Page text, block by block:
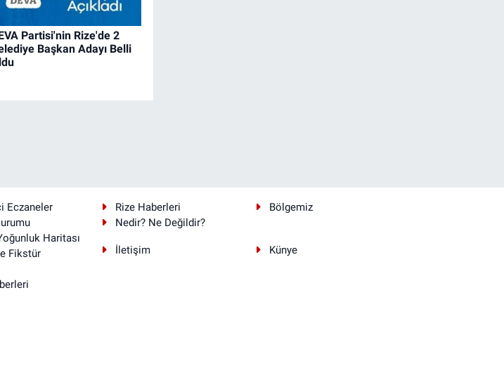
Partisi'nin Rize'de 2
Başkan Adayı Belli
Eczaneler
Haritası
Fikstür
Rize Haberleri
Bölgemiz
Nedir? Ne Değildir?
İletişim Künye